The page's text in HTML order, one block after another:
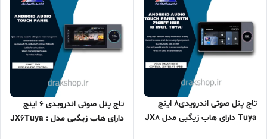
تاچ پنل صوتی اندرویدی8 اینچ
Tuya دارای هاب زیگبی مدل JX8
تاچ پنل صوتی اندرویدی 6 اینچ
دارای هاب زیگبی مدل : JX6Tuya